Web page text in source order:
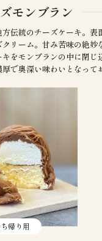
モンブラン
伝統のチーズケーキ。
リーム。甘み苦味の絶
をモンブランの中に閉
で奥深い味わいとなって
帰り用